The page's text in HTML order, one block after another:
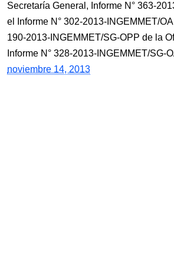
Secretaría General, Informe N° 363-
el Informe N° 302-2013-INGEMMET/
190-2013-INGEMMET/SG-OPP de la
Informe N° 328-2013-INGEMMET/SG-
noviembre 14, 2013